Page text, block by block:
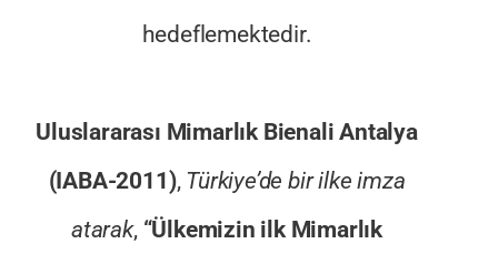
hedeflemektedir.
Uluslararası Mimarlık Bienali Antalya
(IABA-2011), Türkiye’de bir ilke imza
atarak, “Ülkemizin ilk Mimarlık